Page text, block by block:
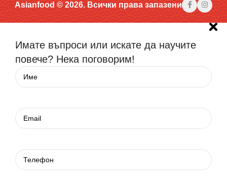
Asianfood © 2026. Всички права запазени
Имате въпроси или искате да научите
повече? Нека поговорим!